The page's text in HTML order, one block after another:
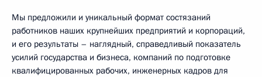
Мы предложили и уникальный формат состязаний
работников наших крупнейших предприятий и корпораций,
и его результаты – наглядный, справедливый показатель
усилий государства и бизнеса, компаний по подготовке
квалифицированных рабочих, инженерных кадров для